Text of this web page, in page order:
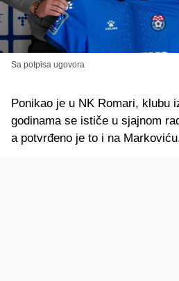
Sa potpisa
Ponikao je u NK Romari, klubu
godinama se ističe u sjajnom
a potvrđeno je to i na